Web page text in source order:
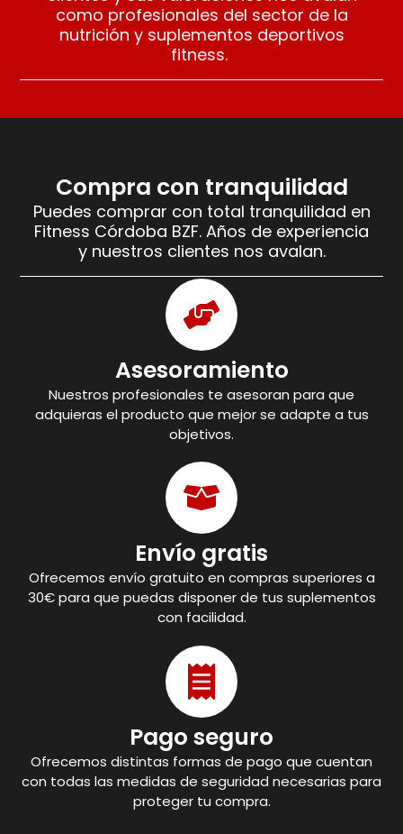
como profesionales del sector de la
nutrición y suplementos deportivos
fitness.
Compra con tranquilidad
Puedes comprar con total tranquilidad en
Fitness Córdoba BZF. Años de experiencia
y nuestros clientes nos avalan.
Asesoramiento
Nuestros profesionales te asesoran para que
adquieras el producto que mejor se adapte a tus
objetivos.
Envío gratis
Ofrecemos envío gratuito en compras superiores a
30€ para que puedas disponer de tus suplementos
con facilidad.
Pago seguro
Ofrecemos distintas formas de pago que cuentan
con todas las medidas de seguridad necesarias para
proteger tu compra.